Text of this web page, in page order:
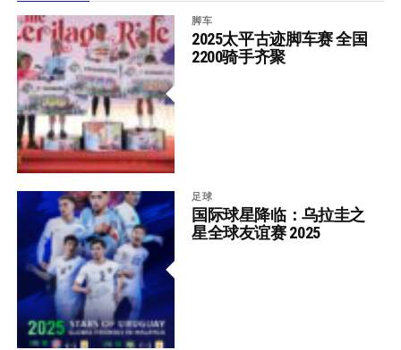
脚车
2025太平古迹脚车赛 全国
2200骑手齐聚
足球
国际球星降临：乌拉圭之
星全球友谊赛 2025